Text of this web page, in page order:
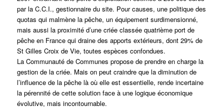
par la C.C.I., gestionnaire du site. Pour causes, une politique des
quotas qui malmène la pêche, un équipement surdimensionné,
mais aussi la proximité d’une criée classée quatrième port de
pêche en France qui draine des apports extérieurs, dont 29% de
St Gilles Croix de Vie, toutes espèces confondues.
La Communauté de Communes propose de prendre en charge la
gestion de la criée. Mais on peut craindre que la diminution de
l’influence de la pêche là où elle est essentielle, rende incertaine
la pérennité de cette solution face à une logique économique
évolutive, mais incontournable.